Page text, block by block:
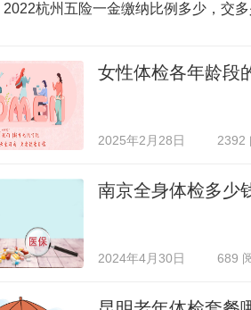
2022杭州五险一金缴纳比例多少，交
女性体检各年龄段
2025年2月28日 2392
南京全身体检多少
2024年4月30日 689